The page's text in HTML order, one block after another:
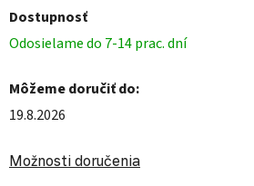
Dostupnosť
Odosielame do 7-14 prac. dní
Môžeme doručiť do:
19.8.2026
Možnosti doručenia